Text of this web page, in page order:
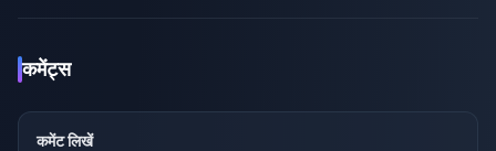
कमेंट्स
कमेंट लिखें